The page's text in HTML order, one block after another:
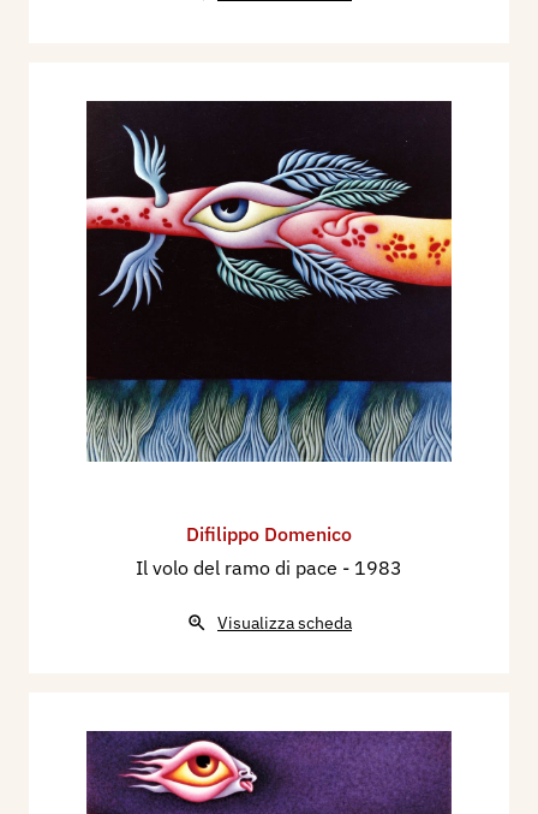
Difilippo Domenico
Il volo del ramo di pace - 1983
Visualizza scheda